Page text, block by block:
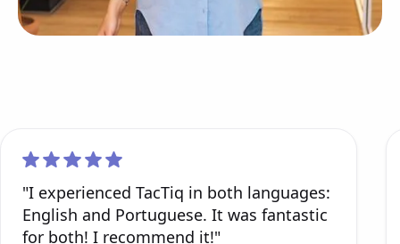
"I experienced TacTiq in both languages:
English and Portuguese. It was fantastic
for both! I recommend it!"